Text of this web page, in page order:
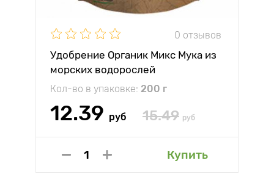
0 отзывов
Удобрение Органик Микс Мука из
морских водорослей
Кол-во в упаковке: 200 г
12.39 руб 15.49 руб
Купить